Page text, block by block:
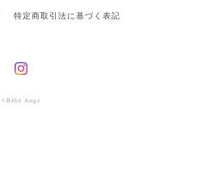
特定商取引法に基づく表記
©Bébé Ange